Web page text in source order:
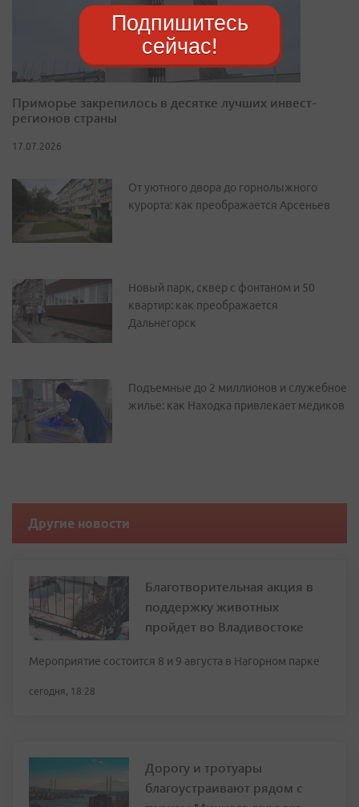
Приморье закрепилось в десятке лучших инвест-
регионов страны
17.07.2026
От уютного двора до горнолыжного
курорта: как преображается Арсеньев
Новый парк, сквер с фонтаном и 50
квартир: как преображается
Дальнегорск
Подъемные до 2 миллионов и служебное
жилье: как Находка привлекает медиков
Другие новости
Благотворительная акция в
поддержку животных
пройдет во Владивостоке
Мероприятие состоится 8 и 9 августа в Нагорном парке
сегодня, 18:28
Дорогу и тротуары
благоустраивают рядом с
Подпишитесь
сейчас!